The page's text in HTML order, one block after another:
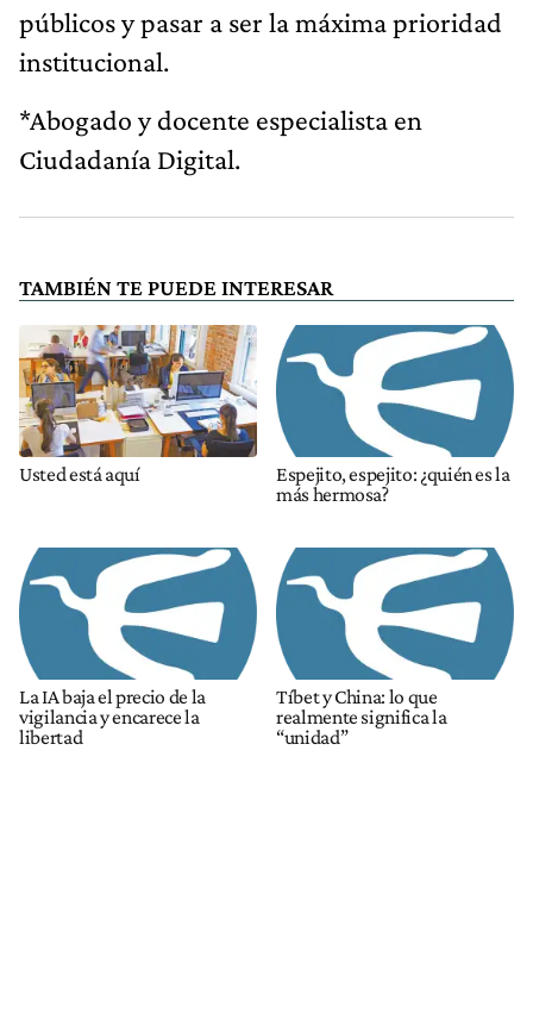
públicos y pasar a ser la máxima prioridad
institucional.
*Abogado y docente especialista en
Ciudadanía Digital.
TAMBIÉN TE PUEDE INTERESAR
Usted está aquí
Espejito, espejito: ¿quién es la
más hermosa?
La IA baja el precio de la
vigilancia y encarece la
libertad
Tíbet y China: lo que
realmente significa la
“unidad”